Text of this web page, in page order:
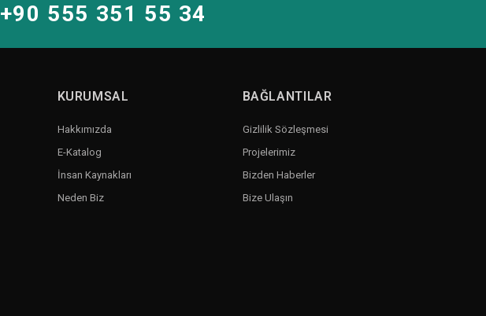
+90 555 351 55 34
KURUMSAL
Hakkımızda
E-Katalog
İnsan Kaynakları
Neden Biz
BAĞLANTILAR
Gizlilik Sözleşmesi
Projelerimiz
Bizden Haberler
Bize Ulaşın